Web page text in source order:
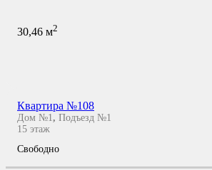
30,46 м2
Квартира №108
Дом №1, Подъезд №1
15 этаж
Свободно